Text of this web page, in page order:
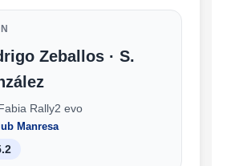
Zeballos · S.
Rally2 evo
Manresa